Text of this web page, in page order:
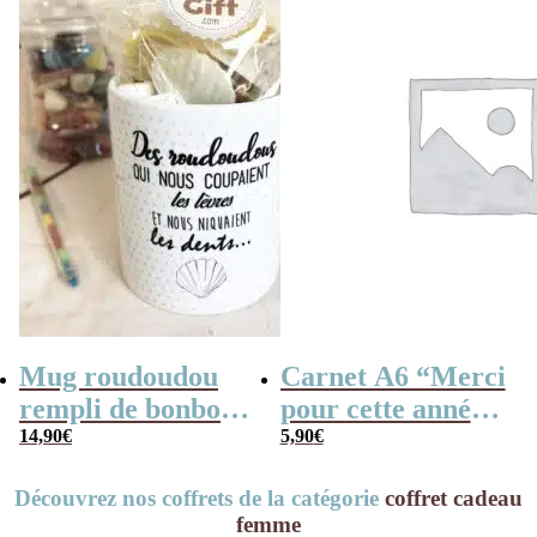
Mug roudoudou
rempli de bonbons
rétro
14,90€
Carnet A6 “Merci
pour cette année”
– Cadeau
d’année…
5,90€
Découvrez nos coffrets de la catégorie coffret cadeau
femme